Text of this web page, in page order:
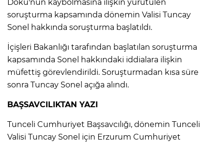
Doku'nun kaybolmasına ilişkin yürütülen
soruşturma kapsamında dönemin Valisi Tuncay
Sonel hakkında soruşturma başlatıldı.
İçişleri Bakanlığı tarafından başlatılan soruşturma
kapsamında Sonel hakkındaki iddialara ilişkin
müfettiş görevlendirildi. Soruşturmadan kısa süre
sonra Tuncay Sonel açığa alındı.
BAŞSAVCILIKTAN YAZI
Tunceli Cumhuriyet Başsavcılığı, dönemin Tunceli
Valisi Tuncay Sonel için Erzurum Cumhuriyet